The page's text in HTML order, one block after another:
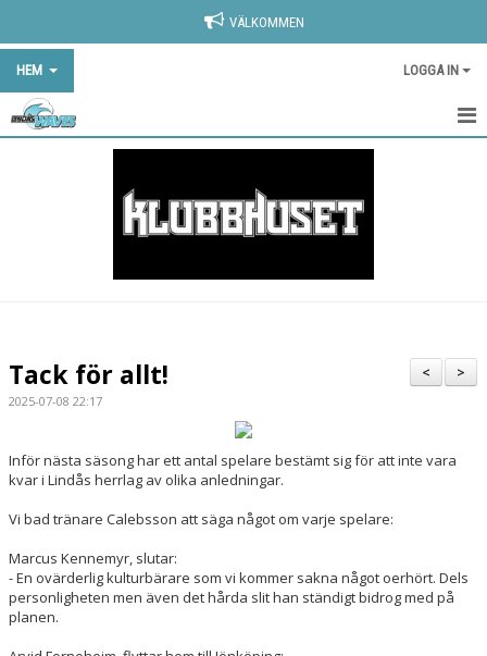
VÄLKOMMEN
HEM LOGGA IN
KONTAKT
VÅRA LAG/TRÄNARE
INFORMATION CAFÉ
>
<
Tack för allt!
2025-07-08 22:17
Inför nästa säsong har ett antal spelare bestämt sig för att inte vara
kvar i Lindås herrlag av olika anledningar.
Vi bad tränare Calebsson att säga något om varje spelare:
Marcus Kennemyr, slutar:
- En ovärderlig kulturbärare som vi kommer sakna något oerhört. Dels
personligheten men även det hårda slit han ständigt bidrog med på
planen.